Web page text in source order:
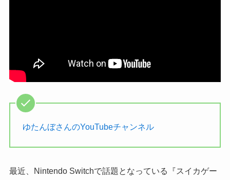
ゆたんぼさんのYouTubeチャンネル
最近、Nintendo Switchで話題となっている『スイカゲー